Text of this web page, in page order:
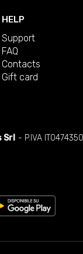
HELP
Support
FAQ
Contacts
Gift card
Srl - P.IVA